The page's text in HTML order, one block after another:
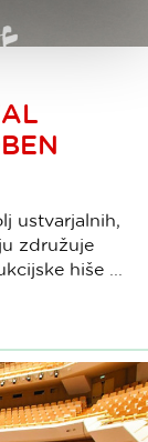
ustvarjalnih,
združuje
hiše ...